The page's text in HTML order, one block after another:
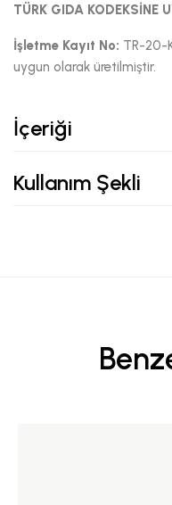
TÜRK GIDA KODEKSİNE
İşletme Kayıt No: TR-20-
uygun olarak üretilmiştir.
İçeriği
Kullanım Şekli